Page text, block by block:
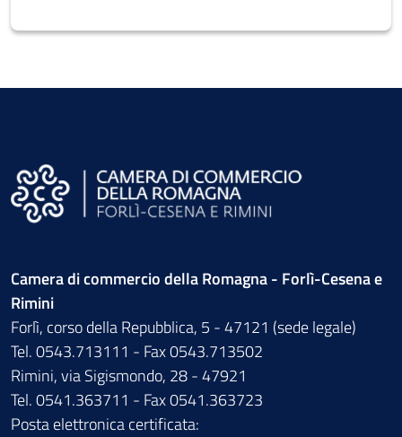
Camera di commercio della Romagna - Forlì-Cesena e
Rimini
Forlì, corso della Repubblica, 5 - 47121 (sede legale)
Tel. 0543.713111 - Fax 0543.713502
Rimini, via Sigismondo, 28 - 47921
Tel. 0541.363711 - Fax 0541.363723
Posta elettronica certificata: